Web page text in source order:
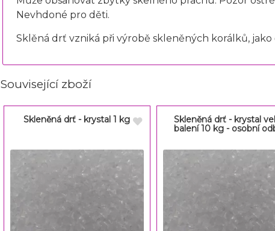
Nevhdoné pro děti.
Sklěná drť vzniká při výrobě skleněných korálků,
Související zboží
Skleněná drť - krystal 1 kg
Skleněná drť - krystal
balení 10 kg - osobní